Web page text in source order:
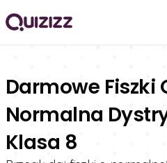
Darmowe Fiszki
Normalna
Klasa 8